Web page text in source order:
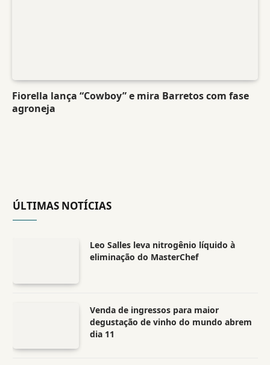
Fiorella lança “Cowboy” e mira Barretos com fase
agroneja
ÚLTIMAS NOTÍCIAS
Leo Salles leva nitrogênio líquido à
eliminação do MasterChef
Venda de ingressos para maior
degustação de vinho do mundo abrem
dia 11